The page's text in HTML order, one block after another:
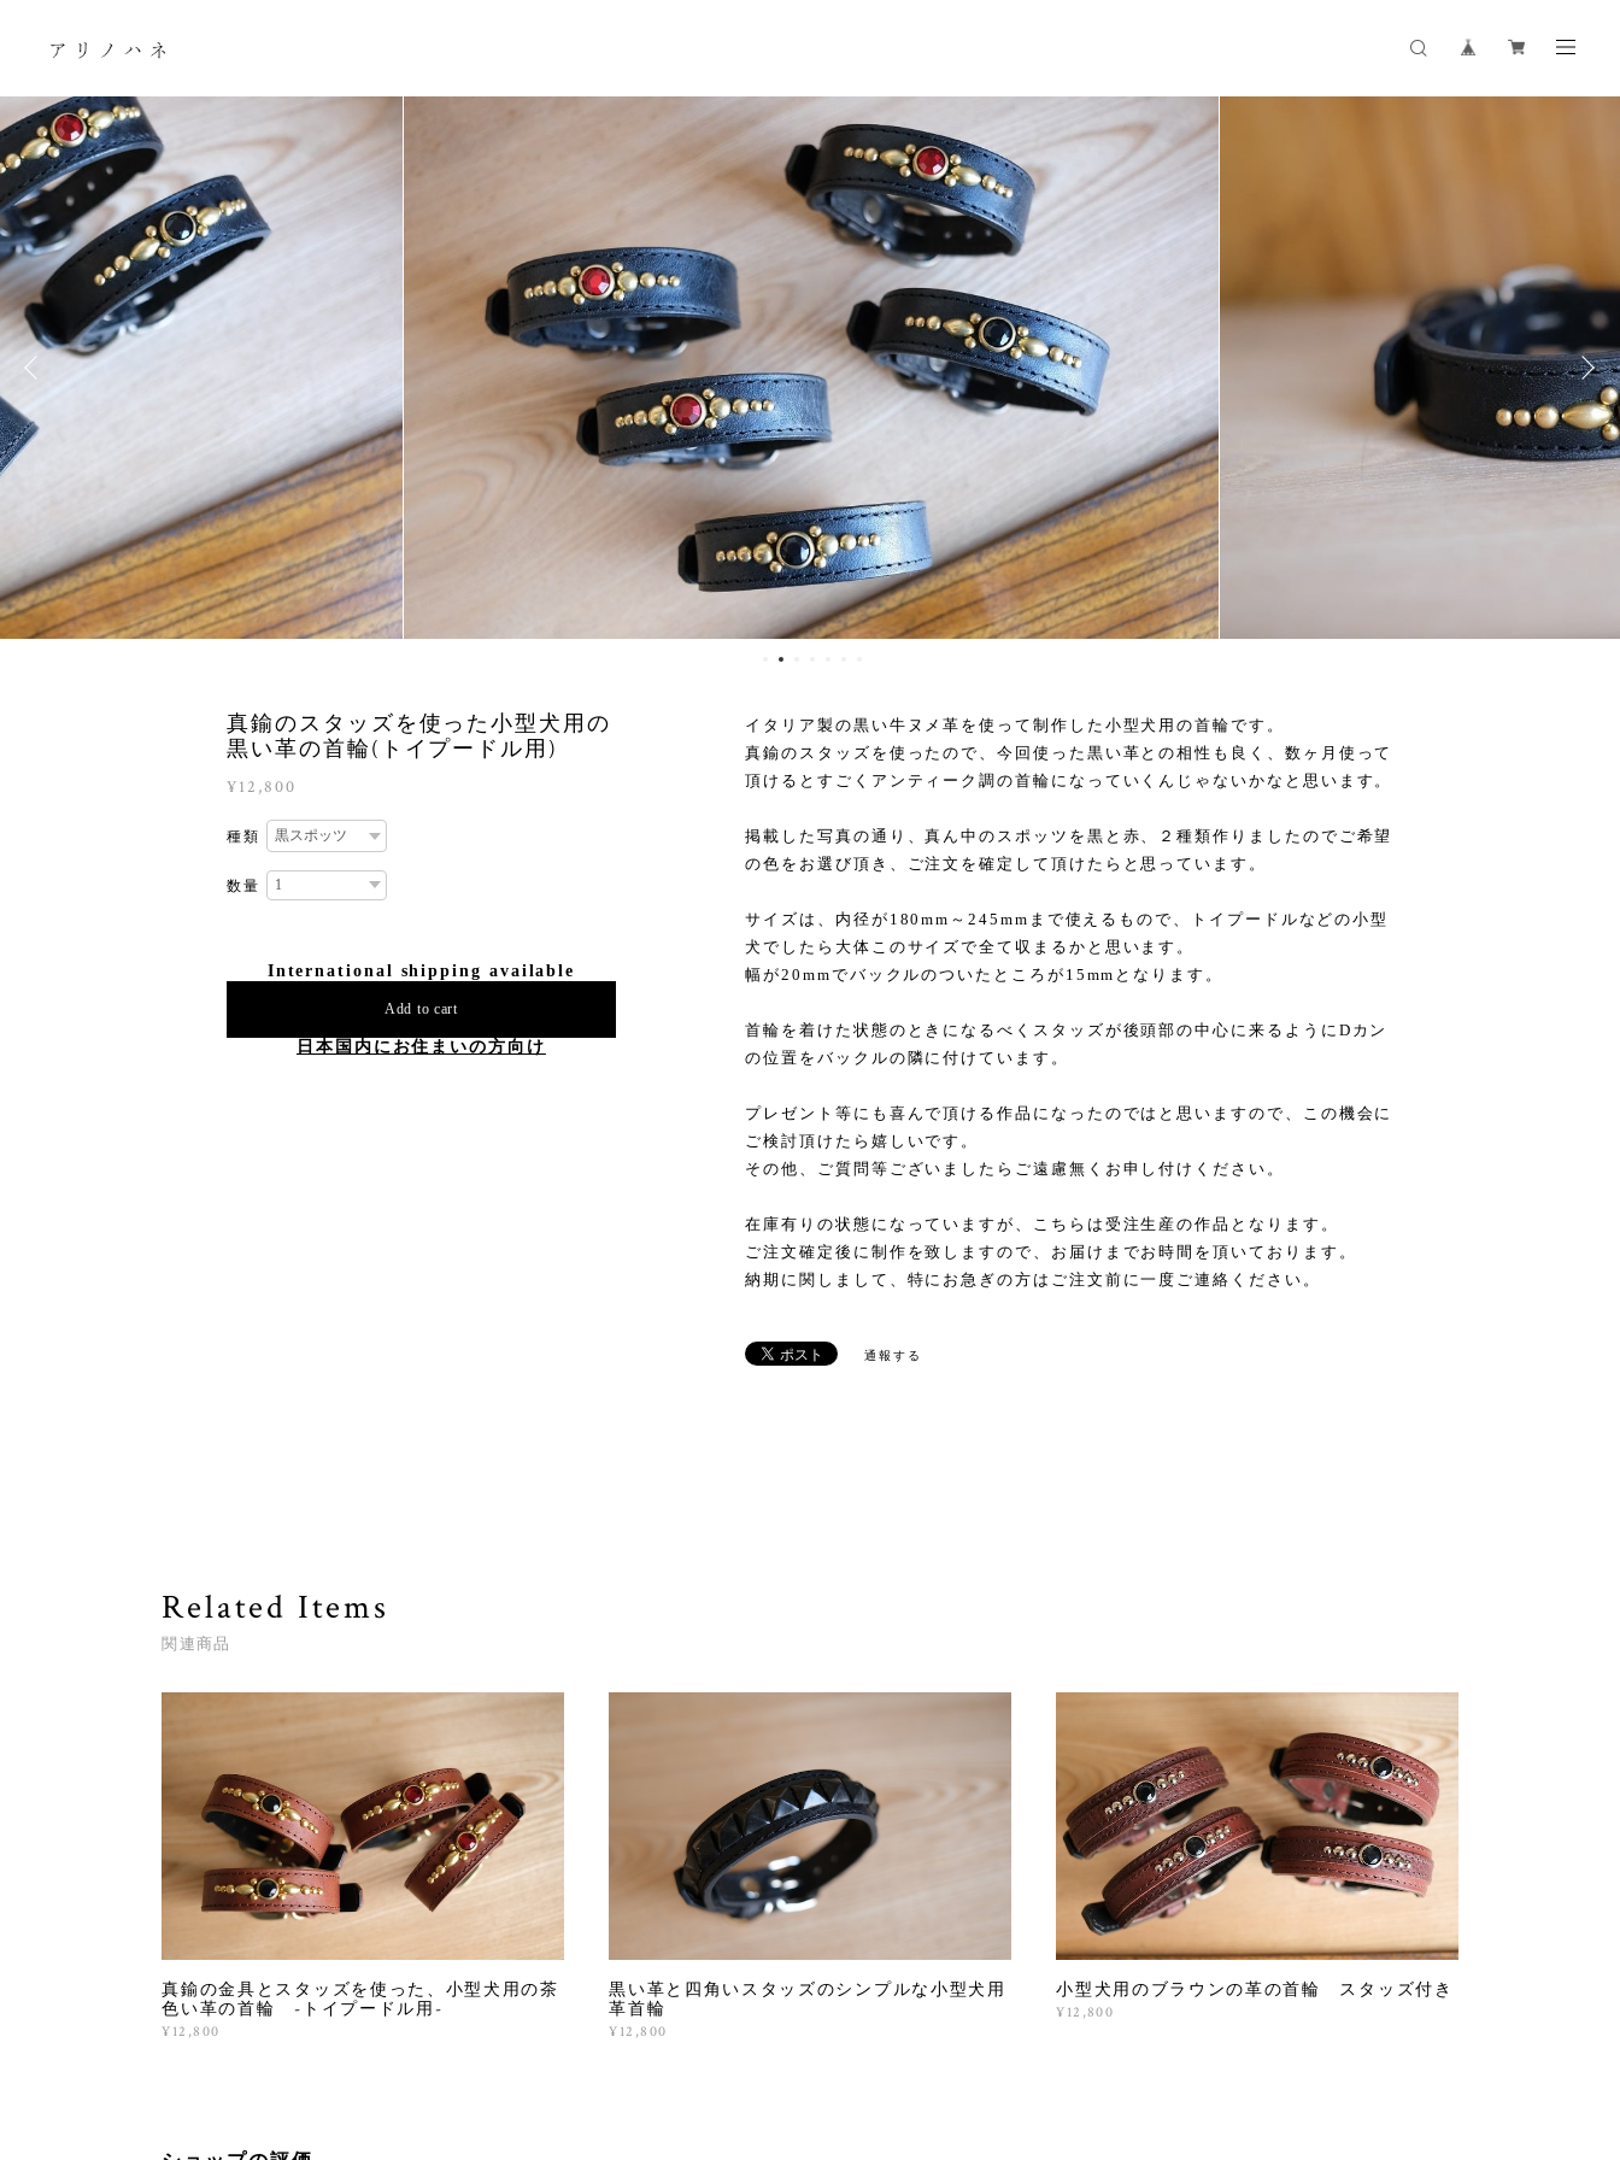
真鍮のスタッズを使った小型犬用の
黒い革の首輪(トイプードル用)
¥12,800
種類
数量
International shipping available
Add to cart
日本国内にお住まいの方向け
イタリア製の黒い牛ヌメ革を使って制作した小型犬用の首輪です。
真鍮のスタッズを使ったので、今回使った黒い革との相性も良く、数ヶ月使って
頂けるとすごくアンティーク調の首輪になっていくんじゃないかなと思います。
掲載した写真の通り、真ん中のスポッツを黒と赤、２種類作りましたのでご希望
の色をお選び頂き、ご注文を確定して頂けたらと思っています。
サイズは、内径が180mm～245mmまで使えるもので、トイプードルなどの小型
犬でしたら大体このサイズで全て収まるかと思います。
幅が20mmでバックルのついたところが15mmとなります。
首輪を着けた状態のときになるべくスタッズが後頭部の中心に来るようにDカン
の位置をバックルの隣に付けています。
プレゼント等にも喜んで頂ける作品になったのではと思いますので、この機会に
ご検討頂けたら嬉しいです。
その他、ご質問等ございましたらご遠慮無くお申し付けください。
在庫有りの状態になっていますが、こちらは受注生産の作品となります。
ご注文確定後に制作を致しますので、お届けまでお時間を頂いております。
納期に関しまして、特にお急ぎの方はご注文前に一度ご連絡ください。
通報する
Related Items
関連商品
真鍮の金具とスタッズを使った、小型犬用の茶
色い革の首輪 -トイプードル用-
¥12,800
黒い革と四角いスタッズのシンプルな小型犬用
革首輪
¥12,800
小型犬用のブラウンの革の首輪 スタッズ付き
¥12,800